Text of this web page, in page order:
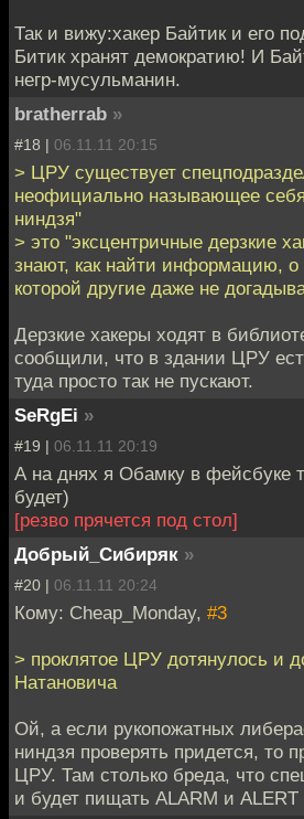
Так и вижу:хакер Байтик и его
Битик хранят демократию! И
негр-мусульманин.
bratherrab »
#18 | 06.11.11 20:15
> ЦРУ существует
неофициально называющее
ниндзя"
> это "эксцентричные дерзкие
знают, как найти информацию, о
которой другие даже не
Дерзкие хакеры ходят в
сообщили, что в здании ЦРУ
туда просто так не пускают.
SeRgEi »
#19 | 06.11.11 20:19
А на днях я Обамку в фейсбуке
будет)
[резво прячется под стол]
Добрый_Сибиряк »
#20 | 06.11.11 20:24
Кому: Cheap_Monday, #3
> проклятое ЦРУ дотянулось и
Натановича
Ой, а если рукопожатных
ниндзя проверять придется, то
ЦРУ. Там столько бреда, что
и будет пищать ALARM и ALERT